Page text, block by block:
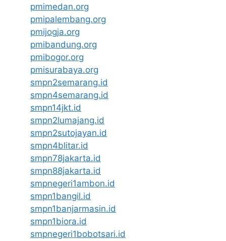
pmimedan.org
pmipalembang.org
pmijogja.org
pmibandung.org
pmibogor.org
pmisurabaya.org
smpn2semarang.id
smpn4semarang.id
smpn14jkt.id
smpn2lumajang.id
smpn2sutojayan.id
smpn4blitar.id
smpn78jakarta.id
smpn88jakarta.id
smpnegeri1ambon.id
smpn1bangil.id
smpn1banjarmasin.id
smpn1biora.id
smpnegeri1bobotsari.id